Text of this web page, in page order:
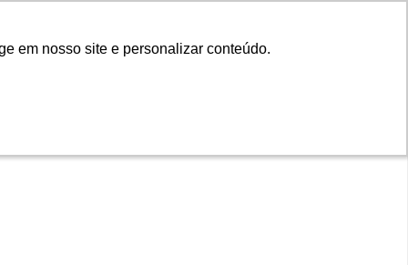
em nosso site e personalizar conteúdo.
em nosso site e personalizar conteúdo.